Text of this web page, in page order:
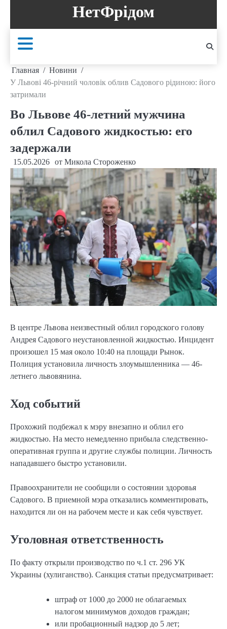
содержанию
НетФрідом
Главная
Новини
У Львові 46-річний чоловік облив Садового рідиною: його
затримали
Во Львове 46-летний мужчина
облил Садового жидкостью: его
задержали
15.05.2026 от Микола Стороженко
В центре Львова неизвестный облил городского голову
Андрея Садового неустановленной жидкостью. Инцидент
произошел 15 мая около 10:40 на площади Рынок.
Полиция установила личность злоумышленника — 46-
летнего львовянина.
Ход событий
Прохожий подбежал к мэру внезапно и облил его
жидкостью. На место немедленно прибыла следственно-
оперативная группа и другие службы полиции. Личность
нападавшего быстро установили.
Правоохранители не сообщили о состоянии здоровья
Садового. В приемной мэра отказались комментировать,
находится ли он на рабочем месте и как себя чувствует.
Уголовная ответственность
По факту открыли производство по ч.1 ст. 296 УК
Украины (хулиганство). Санкция статьи предусматривает:
штраф от 1000 до 2000 не облагаемых
налогом минимумов доходов граждан;
или пробационный надзор до 5 лет;